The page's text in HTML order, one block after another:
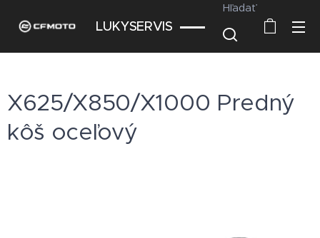
LUKYSERVIS
Hľadať
X625/X850/X1000 Predný
kôš oceľový